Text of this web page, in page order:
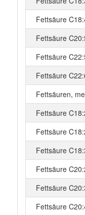
Fettsäure
Fettsäure
Fettsäure
Fettsäure
Fettsäuren,
Fettsäure
Fettsäure
Fettsäure
Fettsäure
Fettsäure
Fettsäure